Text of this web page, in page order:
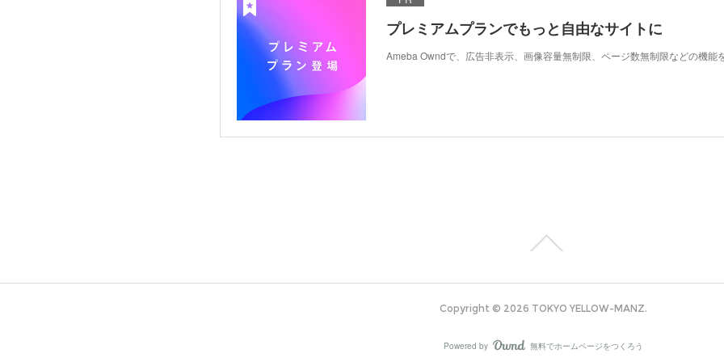
プレミアムプランでもっと自由なサイトに
Ameba Owndで、広告非表示、画像容量無制限、ページ数無制限などの機能
Copyright © 2026 TOKYO YELLOW-MANZ.
Powered by AmebaOwnd
無料でホームページをつくろう